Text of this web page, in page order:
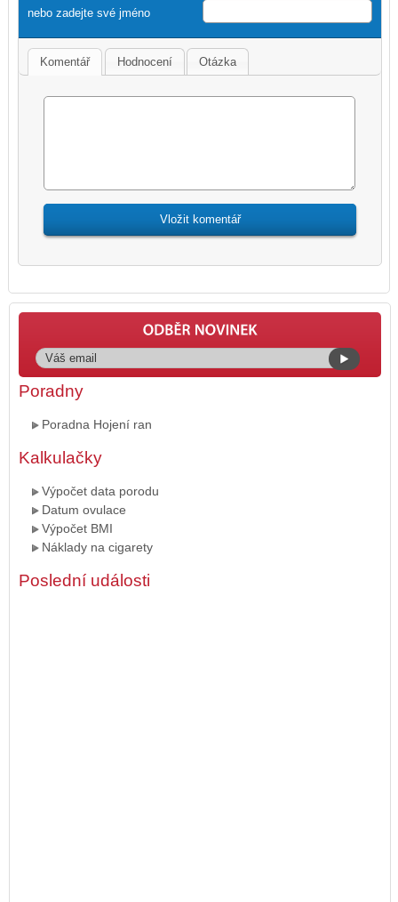
nebo zadejte své jméno
Komentář Hodnocení Otázka
Poradny
Poradna Hojení ran
Kalkulačky
Výpočet data porodu
Datum ovulace
Výpočet BMI
Náklady na cigarety
Poslední události